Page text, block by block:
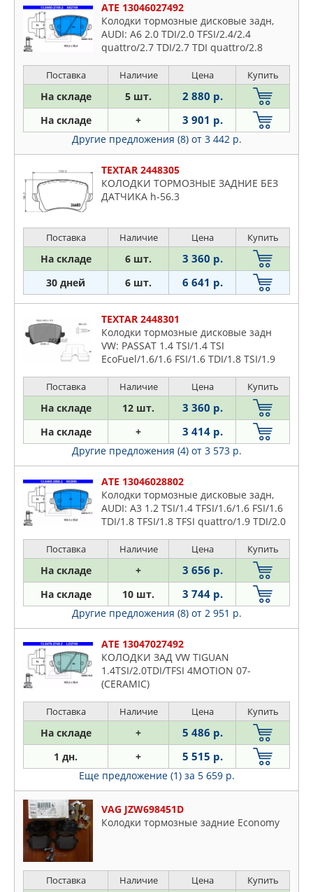
ATE 13046027492
Колодки тормозные дисковые задн,
AUDI: A6 2.0 TDI/2.0 TFSI/2.4/2.4
quattro/2.7 TDI/2.7 TDI quattro/2.8
quattro/3.0 TFSI quattro/3.0 quattro/3.2
Поставка Наличие Цена Купить
На складе 5 шт. 2 880 р.
На складе + 3 901 р.
Другие предложения (8) от 3 442 р.
TEXTAR 2448305
КОЛОДКИ ТОРМОЗНЫЕ ЗАДНИЕ БЕЗ
ДАТЧИКА h-56.3
Поставка Наличие Цена Купить
На складе 6 шт. 3 360 р.
30 дней 6 шт. 6 641 р.
TEXTAR 2448301
Колодки тормозные дисковые задн
VW: PASSAT 1.4 TSI/1.4 TSI
EcoFuel/1.6/1.6 FSI/1.6 TDI/1.8 TSI/1.9
4motion/2.0 TDI/2.0 TDI 4motion/2.0 TDI
1
Поставка Наличие Цена Купить
На складе 12 шт. 3 360 р.
На складе + 3 414 р.
Другие предложения (4) от 3 573 р.
ATE 13046028802
Колодки тормозные дисковые задн,
AUDI: A3 1.2 TSI/1.4 TFSI/1.6/1.6 FSI/1.6
TDI/1.8 TFSI/1.8 TFSI quattro/1.9 TDI/2.0
quattro/2.0 TDI quattr
Поставка Наличие Цена Купить
На складе + 3 656 р.
На складе 10 шт. 3 744 р.
Другие предложения (8) от 2 951 р.
ATE 13047027492
КОЛОДКИ ЗАД VW TIGUAN
1.4TSI/2.0TDI/TFSI 4MOTION 07-
(CERAMIC)
Поставка Наличие Цена Купить
На складе + 5 486 р.
1 дн. + 5 515 р.
Еще предложение (1) за 5 659 р.
VAG JZW698451D
Колодки тормозные задние Economy
Поставка Наличие Цена Купить